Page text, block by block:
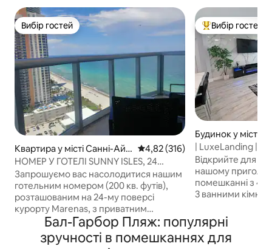
Вибір гостей
Вибір гостей
Квартира у місті Санні-Айл
с-Біч
Середня оцінка: 4,82 з 5,
4,82 (316)
НОМЕР У ГОТЕЛІ SUNNY ISLES, 24
ПОВЕРХ!!! (+ готельні збори)
Запрошуємо вас насолодитися нашим
готельним номером (200 кв. футів),
розташованим на 24-му поверсі
курорту Marenas, з приватним
виходом на пляж та найкращими
зручностями. У ньому є світла
спальня, двоспальне ліжко розміру
Топ вибір гостей
Вибір гостей
Будинок у місті
| LuxeLanding |
Відкрийте для
нашому
помешканні з 4
3 ванними
будинок
вміщує до 11 осіб
вітальню,
Бал-Гарбор Пляж: популярні
зручності в помешканнях для